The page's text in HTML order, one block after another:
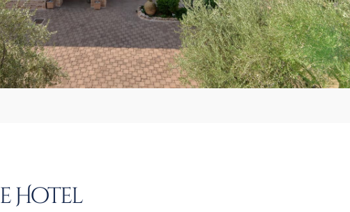
Hotel